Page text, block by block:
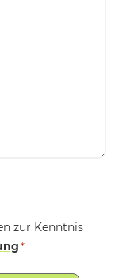
zur Kenntnis
*